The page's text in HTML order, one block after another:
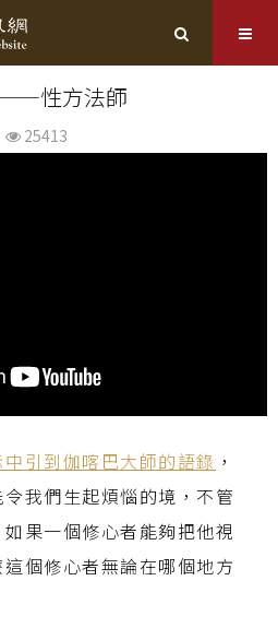
——性方法師
25413
引到伽喀巴大師的語錄 ，
我們生起煩惱的境，不管
果一個修心者能夠把他視
個修心者無論在哪個地方